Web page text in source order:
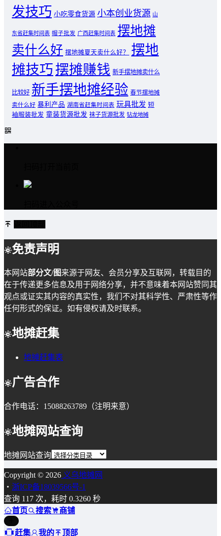
发技巧 小吃零食货源 小本创业货源 山
东省赶集时间表 帽子批发 广西赶集时间表 摆地摊
卖什么好 摆地摊夏天卖什么好？
摆地
摊技巧摆摊赚钱 新手摆地摊卖什么
比较好 新手摆地摊经验 春节摆地摊
卖什么好 暴利产品 湖南省赶集时间表 玩具批发 短
袖服装批发 童装货源批发 袜子货源批发 钻龙地摊
免责声明
本网站部分文/图来源于网友、会员分享及互联网，转载目的
在于传递更多信息及用于网络分享，并不意味着本网站赞同其
观点或证实其内容的真实性，我们不对其科学性、严肃性等作
任何形式的保证。如有侵权请及时联系。
地摊赶集
地摊赶集表
广告合作
合作电话：15088263789（注明来意）
地摊网站查询
地摊网站查询
Copyright © 2026 义乌地摊网
・ 浙ICP备18039566号-1
查询 117 次，耗时 0.3260 秒
首页
搜索 商铺
赶集 我的 顶部